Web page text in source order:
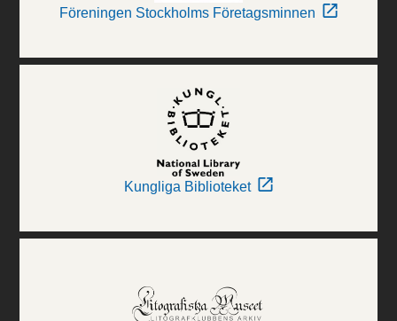
Föreningen Stockholms Företagsminnen
Kungliga Biblioteket